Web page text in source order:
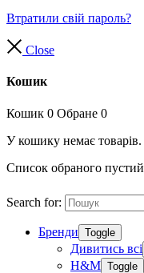
Втратили свій пароль?
Close
Кошик
Кошик 0 Обране 0
У кошику немає товарів.
Список обраного пустий
Search for:
Бренди Toggle
Дивитись всі
H&M Toggle